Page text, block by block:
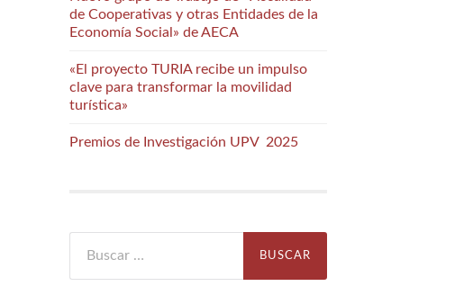
de Cooperativas y otras Entidades de la
Economía Social» de AECA
«El proyecto TURIA recibe un impulso
clave para transformar la movilidad
turística»
Premios de Investigación UPV 2025